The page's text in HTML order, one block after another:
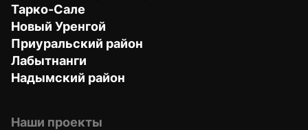
Тарко-Сале
Новый Уренгой
Приуральский район
Лабытнанги
Надымский район
Наши проекты